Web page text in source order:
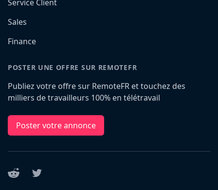
Service Client
Sales
Finance
POSTER UNE OFFRE SUR REMOTEFR
Publiez votre offre sur RemoteFR et touchez des
milliers de travailleurs 100% en télétravail
Poster votre annonce
Reddit Twitter